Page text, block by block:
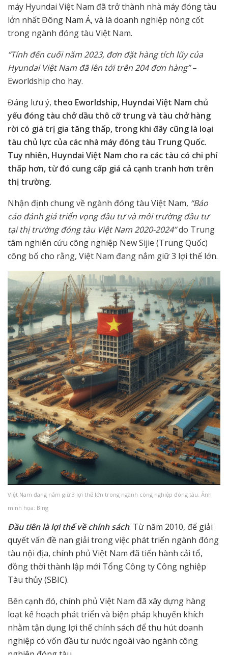
máy Hyundai Việt Nam đã trở thành nhà máy đóng tàu
lớn nhất Đông Nam Á, và là doanh nghiệp nòng cốt
trong ngành đóng tàu Việt Nam.
“Tính đến cuối năm 2023, đơn đặt hàng tích lũy của
Hyundai Việt Nam đã lên tới trên 204 đơn hàng”–
Eworldship cho hay.
Đáng lưu ý, theo Eworldship, Huyndai Việt Nam chủ
yếu đóng tàu chở dầu thô cỡ trung và tàu chở hàng
rời có giá trị gia tăng thấp, trong khi đây cũng là loại
tàu chủ lực của các nhà máy đóng tàu Trung Quốc.
Tuy nhiên, Huyndai Việt Nam cho ra các tàu có chi phí
thấp hơn, từ đó cung cấp giá cả cạnh tranh hơn trên
thị trường.
Nhận định chung về ngành đóng tàu Việt Nam, “Báo
cáo đánh giá triển vọng đầu tư và môi trường đầu tư
tại thị trường đóng tàu Việt Nam 2020-2024”do Trung
tâm nghiên cứu công nghiệp New Sijie (Trung Quốc)
công bố cho rằng, Việt Nam đang nắm giữ 3 lợi thế lớn.
Việt Nam đang nắm giữ 3 lợi thế lớn trong ngành công nghiệp đóng tàu. Ảnh
minh họa: Bing
Đầu tiên là lợi thế về chính sách. Từ năm 2010, để giải
quyết vấn đề nan giải trong việc phát triển ngành đóng
tàu nội địa, chính phủ Việt Nam đã tiến hành cải tổ,
đồng thời thành lập mới Tổng Công ty Công nghiệp
Tàu thủy (SBIC).
Bên cạnh đó, chính phủ Việt Nam đã xây dựng hàng
loạt kế hoạch phát triển và biện pháp khuyến khích
nhằm tận dụng lợi thế chính sách để thu hút doanh
nghiệp có vốn đầu tư nước ngoài vào ngành công